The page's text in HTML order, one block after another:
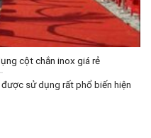
cột chắn inox giá rẻ
sử dụng rất phổ biến hiện